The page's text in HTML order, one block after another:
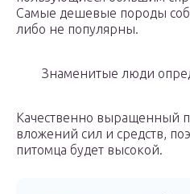
Самые дешевые породы
либо не популярны.
Знаменитые люди
Качественно выращенный
вложений сил и средств,
питомца будет высокой.